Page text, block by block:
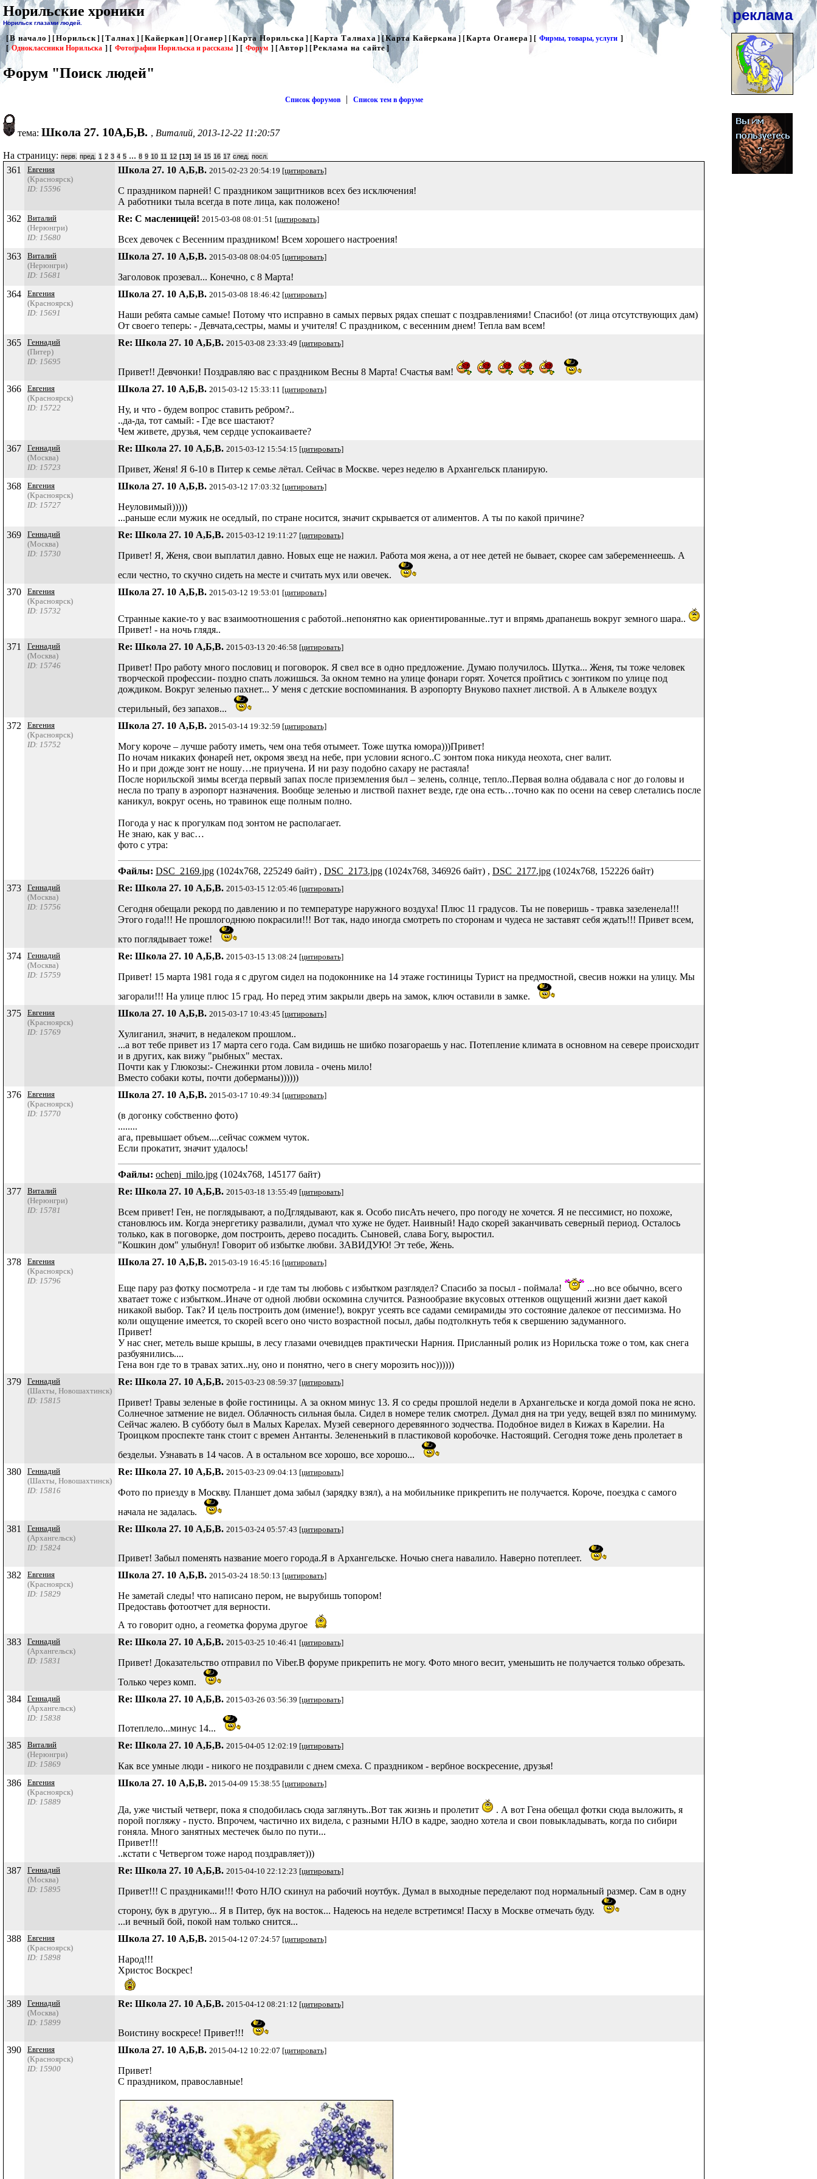
Норильские хроники
Норильск глазами людей.
[В начало ] [Норильск] [Талнах ] [Кайеркан ] [Оганер ] [Карта Норильска ] [Карта Талнаха ] [Карта Кайеркана] [Карта Оганера ] [ Фирмы, товары, услуги ]
[ Одноклассники Норильска ] [ Фотографии Норильска и рассказы ] [ Форум ] [Автор ] [Реклама на сайте]
Форум "Поиск людей"
Список форумов | Список тем в форуме
тема: Школа 27. 10А,Б,В. , Виталий, 2013-12-22 11:20:57
На страницу: перв. пред. 1 2 3 4 5 ... 8 9 10 11 12 [13] 14 15 16 17 след. посл.
361
Евгения
(Красноярск)
ID: 15596
Школа 27. 10 А,Б,В. 2015-02-23 20:54:19 [цитировать]
С праздником парней! С праздником защитников всех без исключения!
А работники тыла всегда в поте лица, как положено!
362
Виталий
(Нерюнгри)
ID: 15680
Re: С масленицей! 2015-03-08 08:01:51 [цитировать]
Всех девочек с Весенним праздником! Всем хорошего настроения!
363
Виталий
(Нерюнгри)
ID: 15681
Школа 27. 10 А,Б,В. 2015-03-08 08:04:05 [цитировать]
Заголовок прозевал... Конечно, с 8 Марта!
364
Евгения
(Красноярск)
ID: 15691
Школа 27. 10 А,Б,В. 2015-03-08 18:46:42 [цитировать]
Наши ребята самые самые! Потому что исправно в самых первых рядах спешат с поздравлениями! Спасибо! (от лица отсутствующих дам)
От своего теперь: - Девчата,сестры, мамы и учителя! С праздником, с весенним днем! Тепла вам всем!
365
Геннадий
(Питер)
ID: 15695
Re: Школа 27. 10 А,Б,В. 2015-03-08 23:33:49 [цитировать]
Привет!! Девчонки! Поздравляю вас с праздником Весны 8 Марта! Счастья вам!
366
Евгения
(Красноярск)
ID: 15722
Школа 27. 10 А,Б,В. 2015-03-12 15:33:11 [цитировать]
Ну, и что - будем вопрос ставить ребром?..
..да-да, тот самый: - Где все шастают?
Чем живете, друзья, чем сердце успокаиваете?
367
Геннадий
(Москва)
ID: 15723
Re: Школа 27. 10 А,Б,В. 2015-03-12 15:54:15 [цитировать]
Привет, Женя! Я 6-10 в Питер к семье лётал. Сейчас в Москве. через неделю в Архангельск планирую.
368
Евгения
(Красноярск)
ID: 15727
Школа 27. 10 А,Б,В. 2015-03-12 17:03:32 [цитировать]
Неуловимый)))))
...раньше если мужик не оседлый, по стране носится, значит скрывается от алиментов. А ты по какой причине?
369
Геннадий
(Москва)
ID: 15730
Re: Школа 27. 10 А,Б,В. 2015-03-12 19:11:27 [цитировать]
Привет! Я, Женя, свои выплатил давно. Новых еще не нажил. Работа моя жена, а от нее детей не бывает, скорее сам забеременнеешь. А
если честно, то скучно сидеть на месте и считать мух или овечек.
370
Евгения
(Красноярск)
ID: 15732
Школа 27. 10 А,Б,В. 2015-03-12 19:53:01 [цитировать]
Странные какие-то у вас взаимоотношения с работой..непонятно как ориентированные..тут и впрямь драпанешь вокруг земного шара..
Привет! - на ночь глядя..
371
Геннадий
(Москва)
ID: 15746
Re: Школа 27. 10 А,Б,В. 2015-03-13 20:46:58 [цитировать]
Привет! Про работу много пословиц и поговорок. Я свел все в одно предложение. Думаю получилось. Шутка... Женя, ты тоже человек
творческой профессии- поздно спать ложишься. За окном темно на улице фонари горят. Хочется пройтись с зонтиком по улице под
дождиком. Вокруг зеленью пахнет... У меня с детские воспоминания. В аэропорту Внуково пахнет листвой. А в Алыкеле воздух
стерильный, без запахов...
372
Евгения
(Красноярск)
ID: 15752
Школа 27. 10 А,Б,В. 2015-03-14 19:32:59 [цитировать]
Могу короче – лучше работу иметь, чем она тебя отымеет. Тоже шутка юмора)))Привет!
По ночам никаких фонарей нет, окромя звезд на небе, при условии ясного..С зонтом пока никуда неохота, снег валит.
Но и при дожде зонт не ношу…не приучена. И ни разу подобно сахару не растаяла!
После норильской зимы всегда первый запах после приземления был – зелень, солнце, тепло..Первая волна обдавала с ног до головы и
несла по трапу в аэропорт назначения. Вообще зеленью и листвой пахнет везде, где она есть…точно как по осени на север слетались после
каникул, вокруг осень, но травинок еще полным полно.
Погода у нас к прогулкам под зонтом не располагает.
Не знаю, как у вас…
фото с утра:
Файлы: DSC_2169.jpg (1024x768, 225249 байт) , DSC_2173.jpg (1024x768, 346926 байт) , DSC_2177.jpg (1024x768, 152226 байт)
373
Геннадий
(Москва)
ID: 15756
Re: Школа 27. 10 А,Б,В. 2015-03-15 12:05:46 [цитировать]
Сегодня обещали рекорд по давлению и по температуре наружного воздуха! Плюс 11 градусов. Ты не поверишь - травка зазеленела!!!
Этого года!!! Не прошлогоднюю покрасили!!! Вот так, надо иногда смотреть по сторонам и чудеса не заставят себя ждать!!! Привет всем,
кто поглядывает тоже!
374
Геннадий
(Москва)
ID: 15759
Re: Школа 27. 10 А,Б,В. 2015-03-15 13:08:24 [цитировать]
Привет! 15 марта 1981 года я с другом сидел на подоконнике на 14 этаже гостиницы Турист на предмостной, свесив ножки на улицу. Мы
загорали!!! На улице плюс 15 град. Но перед этим закрыли дверь на замок, ключ оставили в замке.
375
Евгения
(Красноярск)
ID: 15769
Школа 27. 10 А,Б,В. 2015-03-17 10:43:45 [цитировать]
Хулиганил, значит, в недалеком прошлом..
...а вот тебе привет из 17 марта сего года. Сам видишь не шибко позагораешь у нас. Потепление климата в основном на севере происходит
и в других, как вижу "рыбных" местах.
Почти как у Глюкозы:- Снежинки ртом ловила - очень мило!
Вместо собаки коты, почти доберманы))))))
376
Евгения
(Красноярск)
ID: 15770
Школа 27. 10 А,Б,В. 2015-03-17 10:49:34 [цитировать]
(в догонку собственно фото)
........
ага, превышает объем....сейчас сожмем чуток.
Если прокатит, значит удалось!
Файлы: ochenj_milo.jpg (1024x768, 145177 байт)
377
Виталий
(Нерюнгри)
ID: 15781
Re: Школа 27. 10 А,Б,В. 2015-03-18 13:55:49 [цитировать]
Всем привет! Ген, не поглядывают, а поДглядывают, как я. Особо писАть нечего, про погоду не хочется. Я не пессимист, но похоже,
становлюсь им. Когда энергетику развалили, думал что хуже не будет. Наивный! Надо скорей заканчивать северный период. Осталось
только, как в поговорке, дом построить, дерево посадить. Сыновей, слава Богу, выростил.
"Кошкин дом" улыбнул! Говорит об избытке любви. ЗАВИДУЮ! Эт тебе, Жень.
378
Евгения
(Красноярск)
ID: 15796
Школа 27. 10 А,Б,В. 2015-03-19 16:45:16 [цитировать]
Еще пару раз фотку посмотрела - и где там ты любовь с избытком разглядел? Спасибо за посыл - поймала!
...но все обычно, всего
хватает тоже с избытком..Иначе от одной любви оскомина случится. Разнообразие вкусовых оттенков ощущений жизни дает какой
никакой выбор. Так? И цель построить дом (имение!), вокруг усеять все садами семирамиды это состояние далекое от пессимизма. Но
коли ощущение имеется, то скорей всего оно чисто возрастной посыл, дабы подтолкнуть тебя к свершению задуманного.
Привет!
У нас снег, метель выше крышы, в лесу глазами очевидцев практически Нарния. Присланный ролик из Норильска тоже о том, как снега
разбуянились....
Гена вон где то в травах затих..ну, оно и понятно, чего в снегу морозить нос))))))
379
Геннадий
(Шахты, Новошахтинск)
ID: 15815
Re: Школа 27. 10 А,Б,В. 2015-03-23 08:59:37 [цитировать]
Привет! Травы зеленые в фойе гостиницы. А за окном минус 13. Я со среды прошлой недели в Архангельске и когда домой пока не ясно.
Солнечное затмение не видел. Облачность сильная была. Сидел в номере телик смотрел. Думал дня на три уеду, вещей взял по минимуму.
Сейчас жалею. В субботу был в Малых Карелах. Музей северного деревянного зодчества. Подобное видел в Кижах в Карелии. На
Троицком проспекте танк стоит с времен Антанты. Зелененький в пластиковой коробочке. Настоящий. Сегодня тоже день пролетает в
бездельи. Узнавать в 14 часов. А в остальном все хорошо, все хорошо...
380
Геннадий
(Шахты, Новошахтинск)
ID: 15816
Re: Школа 27. 10 А,Б,В. 2015-03-23 09:04:13 [цитировать]
Фото по приезду в Москву. Планшет дома забыл (зарядку взял), а на мобильнике прикрепить не получается. Короче, поездка с самого
начала не задалась.
381
Геннадий
(Архангельск)
ID: 15824
Re: Школа 27. 10 А,Б,В. 2015-03-24 05:57:43 [цитировать]
Привет! Забыл поменять название моего города.Я в Архангельске. Ночью снега навалило. Наверно потеплеет.
382
Евгения
(Красноярск)
ID: 15829
Школа 27. 10 А,Б,В. 2015-03-24 18:50:13 [цитировать]
Не заметай следы! что написано пером, не вырубишь топором!
Предоставь фотоотчет для верности.
А то говорит одно, а геометка форума другое
383
Геннадий
(Архангельск)
ID: 15831
Re: Школа 27. 10 А,Б,В. 2015-03-25 10:46:41 [цитировать]
Привет! Доказательство отправил по Viber.В форуме прикрепить не могу. Фото много весит, уменьшить не получается только обрезать.
Только через комп.
384
Геннадий
(Архангельск)
ID: 15838
Re: Школа 27. 10 А,Б,В. 2015-03-26 03:56:39 [цитировать]
Потеплело...минус 14...
385
Виталий
(Нерюнгри)
ID: 15869
Re: Школа 27. 10 А,Б,В. 2015-04-05 12:02:19 [цитировать]
Как все умные люди - никого не поздравили с днем смеха. С праздником - вербное воскресение, друзья!
386
Евгения
(Красноярск)
ID: 15889
Школа 27. 10 А,Б,В. 2015-04-09 15:38:55 [цитировать]
Да, уже чистый четверг, пока я сподобилась сюда заглянуть..Вот так жизнь и пролетит
. А вот Гена обещал фотки сюда выложить, я
порой погляжу - пусто. Впрочем, частично их видела, с разными НЛО в кадре, заодно хотела и свои повыкладывать, когда по сибири
гоняла. Много занятных местечек было по пути...
Привет!!!
..кстати с Четвергом тоже народ поздравляет)))
387
Геннадий
(Москва)
ID: 15895
Re: Школа 27. 10 А,Б,В. 2015-04-10 22:12:23 [цитировать]
Привет!!! С праздниками!!! Фото НЛО скинул на рабочий ноутбук. Думал в выходные переделают под нормальный размер. Сам в одну
сторону, бук в другую... Я в Питер, бук на восток... Надеюсь на неделе встретимся! Пасху в Москве отмечать буду.
...и вечный бой, покой нам только снится...
388
Евгения
(Красноярск)
ID: 15898
Школа 27. 10 А,Б,В. 2015-04-12 07:24:57 [цитировать]
Народ!!!
Христос Воскрес!
389
Геннадий
(Москва)
ID: 15899
Re: Школа 27. 10 А,Б,В. 2015-04-12 08:21:12 [цитировать]
Воистину воскресе! Привет!!!
390
Евгения
(Красноярск)
ID: 15900
Школа 27. 10 А,Б,В. 2015-04-12 10:22:07 [цитировать]
Привет!
С праздником, православные!
реклама